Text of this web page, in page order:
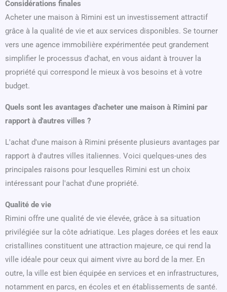
Considérations finales
Acheter une maison à Rimini est un investissement attractif
grâce à la qualité de vie et aux services disponibles. Se tourner
vers une agence immobilière expérimentée peut grandement
simplifier le processus d'achat, en vous aidant à trouver la
propriété qui correspond le mieux à vos besoins et à votre
budget.
Quels sont les avantages d'acheter une maison à Rimini par
rapport à d'autres villes ?
L'achat d'une maison à Rimini présente plusieurs avantages par
rapport à d'autres villes italiennes. Voici quelques-unes des
principales raisons pour lesquelles Rimini est un choix
intéressant pour l'achat d'une propriété.
Qualité de vie
Rimini offre une qualité de vie élevée, grâce à sa situation
privilégiée sur la côte adriatique. Les plages dorées et les eaux
cristallines constituent une attraction majeure, ce qui rend la
ville idéale pour ceux qui aiment vivre au bord de la mer. En
outre, la ville est bien équipée en services et en infrastructures,
notamment en parcs, en écoles et en établissements de santé.